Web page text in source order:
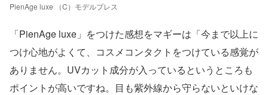
PienAge luxe （C）モデルプレス
「PienAge luxe」をつけた感想をマギーは「今まで以上に
つけ心地がよくて、コスメコンタクトをつけている感覚が
ありません。UVカット成分が入っているというところも
ポイントが高いですね。目も紫外線から守らないといけな